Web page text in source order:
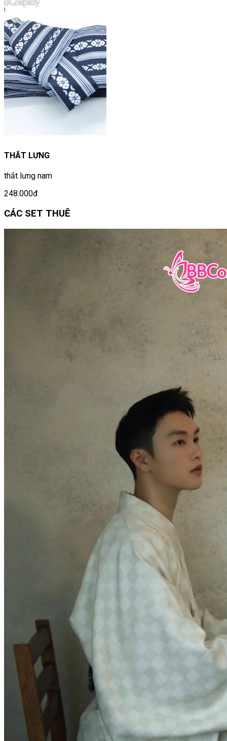
THẮT LƯNG
thắt lưng nam
248.000đ
CÁC SET THUÊ